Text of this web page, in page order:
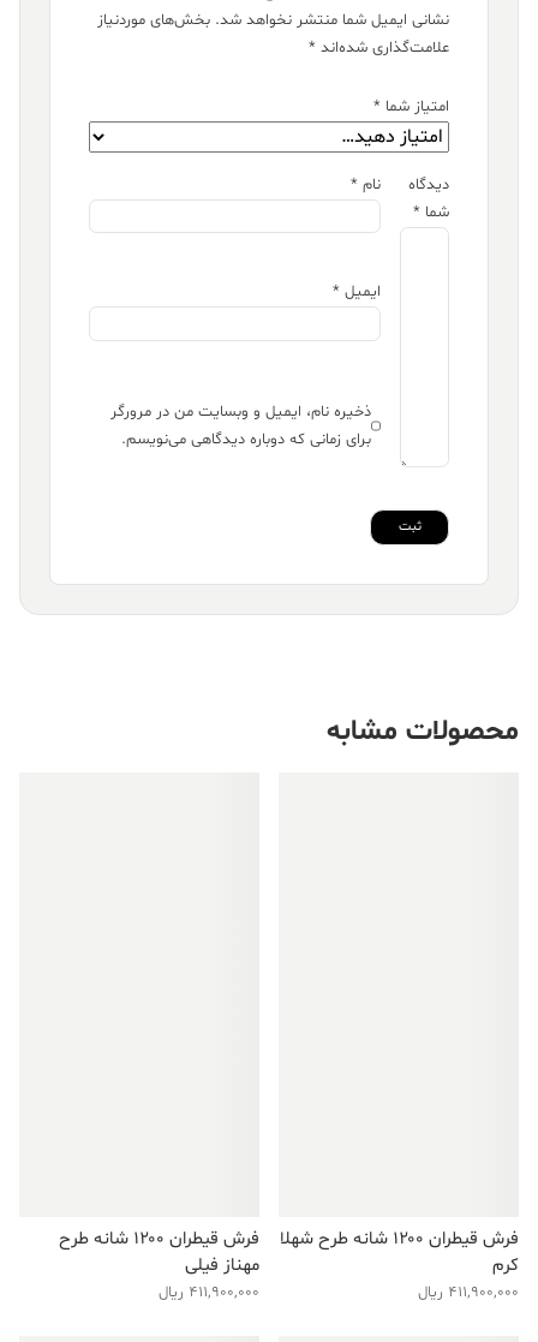
نشانی ایمیل شما منتشر نخواهد شد. بخش‌های موردنیاز
علامت‌گذاری شده‌اند *
امتیاز شما *
دیدگاه
شما *
نام *
ایمیل *
ذخیره نام، ایمیل و وبسایت من در مرورگر
برای زمانی که دوباره دیدگاهی می‌نویسم.
محصولات مشابه
فرش قیطران ۱۲۰۰ شانه طرح شهلا
کرم
411,900,000 ریال
فرش قیطران ۱۲۰۰ شانه طرح
مهناز فیلی
411,900,000 ریال